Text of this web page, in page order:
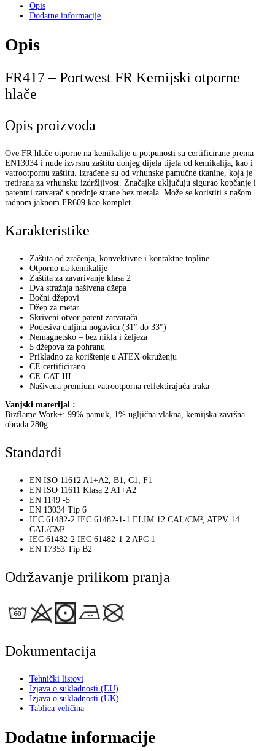
Opis
Dodatne informacije
Opis
FR417 – Portwest FR Kemijski otporne
hlače
Opis proizvoda
Ove FR hlače otporne na kemikalije u potpunosti su certificirane prema
EN13034 i nude izvrsnu zaštitu donjeg dijela tijela od kemikalija, kao i
vatrootpornu zaštitu. Izrađene su od vrhunske pamučne tkanine, koja je
tretirana za vrhunsku izdržljivost. Značajke uključuju sigurao kopčanje i
patentni zatvarač s prednje strane bez metala. Može se koristiti s našom
radnom jaknom FR609 kao komplet.
Karakteristike
Zaštita od zračenja, konvektivne i kontaktne topline
Otporno na kemikalije
Zaštita za zavarivanje klasa 2
Dva stražnja našivena džepa
Bočni džepovi
Džep za metar
Skriveni otvor patent zatvarača
Podesiva duljina nogavica (31″ do 33″)
Nemagnetsko – bez nikla i željeza
5 džepova za pohranu
Prikladno za korištenje u ATEX okruženju
CE certificirano
CE-CAT III
Našivena premium vatrootporna reflektirajuća traka
Vanjski materijal :
Bizflame Work+: 99% pamuk, 1% ugljična vlakna, kemijska završna
obrada 280g
Standardi
EN ISO 11612 A1+A2, B1, C1, F1
EN ISO 11611 Klasa 2 A1+A2
EN 1149 -5
EN 13034 Tip 6
IEC 61482-2 IEC 61482-1-1 ELIM 12 CAL/CM², ATPV 14
CAL/CM²
IEC 61482-2 IEC 61482-1-2 APC 1
EN 17353 Tip B2
Održavanje prilikom pranja
Dokumentacija
Tehnički listovi
Izjava o sukladnosti (EU)
Izjava o sukladnosti (UK)
Tablica veličina
Dodatne informacije